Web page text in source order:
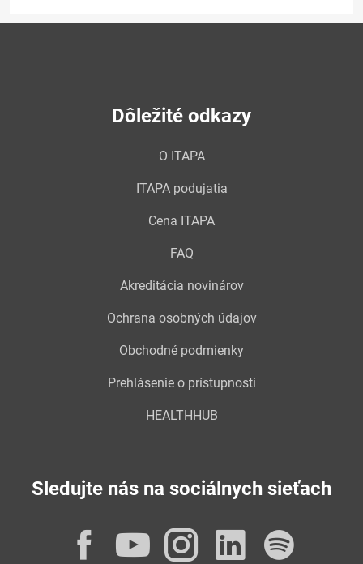
Dôležité odkazy
O ITAPA
ITAPA podujatia
Cena ITAPA
FAQ
Akreditácia novinárov
Ochrana osobných údajov
Obchodné podmienky
Prehlásenie o prístupnosti
HEALTHHUB
Sledujte nás na sociálnych sieťach
Facebook
YouTube
Instagram